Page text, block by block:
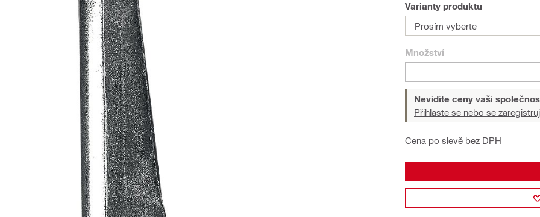
Varianty produktu
Prosím vyberte
Množství
Nevidíte ceny vaší
Přihlaste se nebo se
Cena po slevě bez DPH